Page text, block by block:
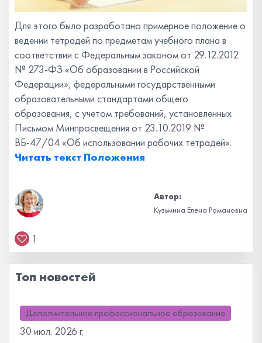
Для этого было разработано примерное положение о
ведении тетрадей по предметам учебного плана в
соответствии с Федеральным законом от 29.12.2012
№ 273-ФЗ «Об образовании в Российской
Федерации», федеральными государственными
образовательными стандартами общего
образования, с учетом требований, установленных
Письмом Минпросвещения от 23.10.2019 №
ВБ-47/04 «Об использовании рабочих тетрадей».
Читать текст Положения
Автор:
Кузьмина Елена Романовна
1
Топ новостей
Дополнительное профессиональное образование
30 июл. 2026 г.